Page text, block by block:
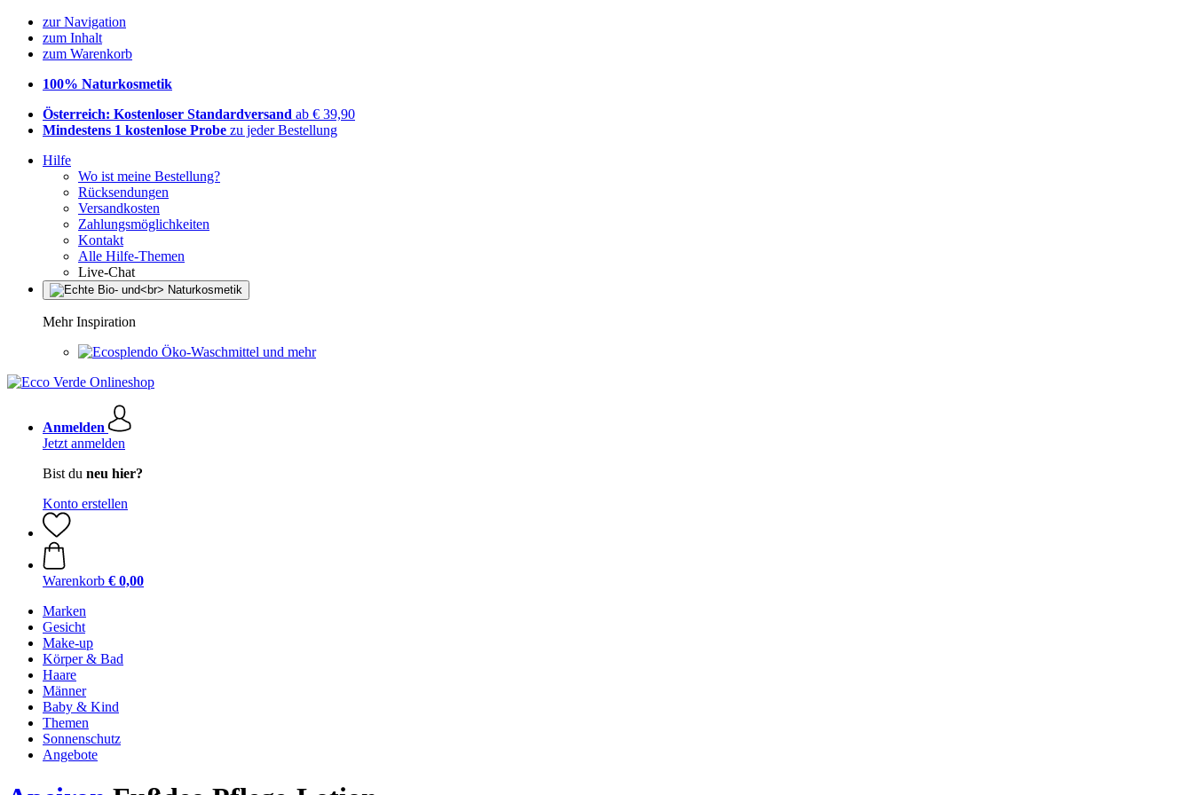
zur Navigation
zum Inhalt
zum Warenkorb
100% Naturkosmetik
Österreich: Kostenloser Standardversand ab € 39,90
Mindestens 1 kostenlose Probe zu jeder Bestellung
Hilfe
Wo ist meine Bestellung?
Rücksendungen
Versandkosten
Zahlungsmöglichkeiten
Kontakt
Alle Hilfe-Themen
Live-Chat
Mehr Inspiration
Öko-Waschmittel und mehr
Anmelden
Jetzt anmelden
Bist du neu hier?
Konto erstellen
Warenkorb € 0,00
Marken
Gesicht
Make-up
Körper & Bad
Haare
Männer
Baby & Kind
Themen
Sonnenschutz
Angebote